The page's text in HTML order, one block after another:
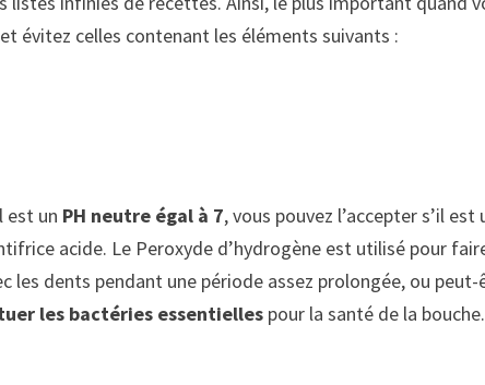
évitez celles contenant les éléments suivants :
est un PH neutre égal à 7, vous pouvez l’accepter s’il
acide. Le Peroxyde d’hydrogène est utilisé pour
dents pendant une période assez prolongée, ou
les bactéries essentielles pour la santé de la